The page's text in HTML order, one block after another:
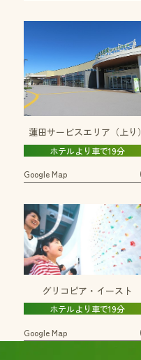
蓮田サービスエリア（上り）
ホテルより車で19分
Google Map
グリコピア・イースト
ホテルより車で19分
Google Map